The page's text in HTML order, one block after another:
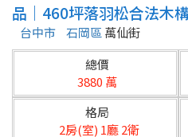
不限
台北市
基隆市
新北市
品｜460坪落羽松合法木
台中市 石岡區 萬仙街
總價
3880 萬
格局
2房(室) 1廳 2衛